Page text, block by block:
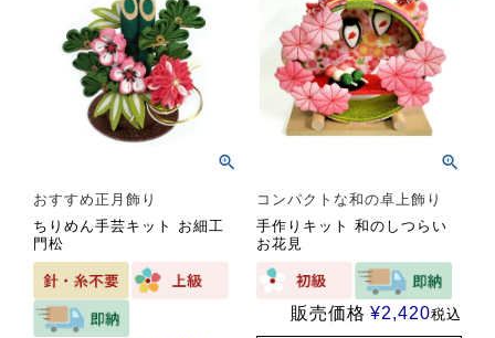
おすすめ正月飾り
ちりめん手芸キット お細工
門松
コンパクトな和の卓上飾り
手作りキット 和のしつらい
お花見
販売価格 ¥2,420税込